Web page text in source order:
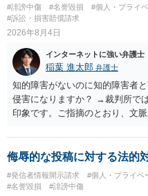
#誹謗中傷 #名誉毀損 #個人・プライ
#訴訟・損害賠償請求
2026年8月4日
インターネットに強い弁護士
稲葉 進太郎 弁護士
知的障害がないのに知的障害者
侵害になりますか？ →裁判所で
印象です。ご指摘のとおり、文
侮辱的な投稿に対する法的
#発信者情報開示請求 #個人・プライベ
#名誉毀損
#誹謗中傷